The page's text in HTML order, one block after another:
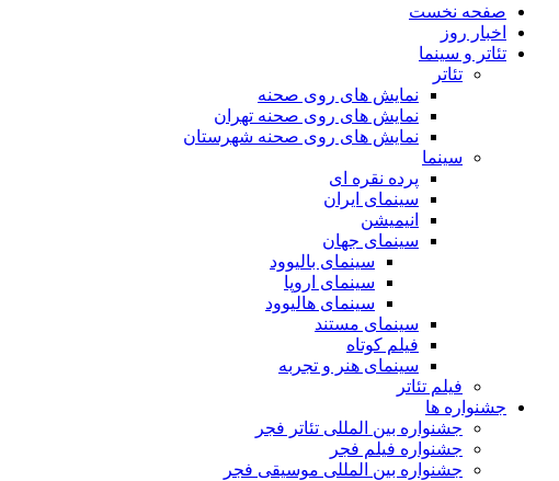
صفحه نخست
اخبار روز
تئاتر و سینما
تئاتر
نمایش های روی صحنه
نمایش های روی صحنه تهران
نمایش های روی صحنه شهرستان
سینما
پرده نقره ای
سینمای ایران
انیمیشن
سینمای جهان
سینمای بالیوود
سینمای اروپا
سینمای هالیوود
سینمای مستند
فیلم کوتاه
سینمای هنر و تجربه
فیلم تئاتر
جشنواره ها
جشنواره بین المللی تئاتر فجر
جشنواره فیلم فجر
جشنواره بین المللی موسیقی فجر